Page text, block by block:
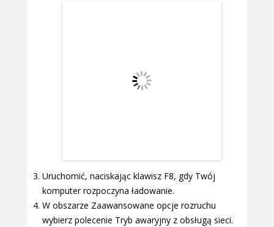
Uruchomić, naciskając klawisz F8, gdy Twój
komputer rozpoczyna ładowanie.
W obszarze Zaawansowane opcje rozruchu
wybierz polecenie Tryb awaryjny z obsługą sieci.